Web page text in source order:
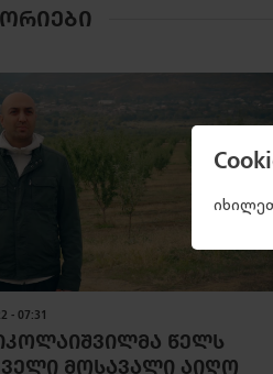
- 07:31
ᲬᲔᲚᲡ
ᲛᲝᲡᲐᲕᲐᲚᲘ ᲐᲘᲦᲝ